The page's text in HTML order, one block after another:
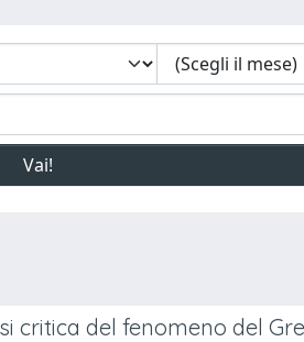
critica del fenomeno del